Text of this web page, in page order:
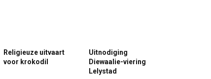
Religieuze uitvaart
voor krokodil
Uitnodiging
Diewaalie-viering
Lelystad